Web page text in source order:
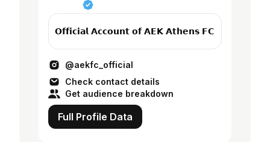
𝗢𝗳𝗳𝗶𝗰𝗶𝗮𝗹 𝗔𝗰𝗰𝗼𝘂𝗻𝘁 𝗼𝗳 𝗔𝗘𝗞 𝗔𝘁𝗵𝗲𝗻𝘀 𝗙𝗖
@aekfc_official
Check contact details
Get audience breakdown
Full Profile Data